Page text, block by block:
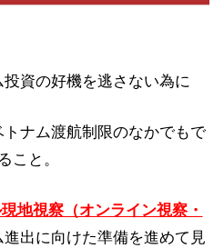
資の好機を逃さない為に
ナム渡航制限のなかでもで
こと。
地視察（オンライン視察・
出に向けた準備を進めて見